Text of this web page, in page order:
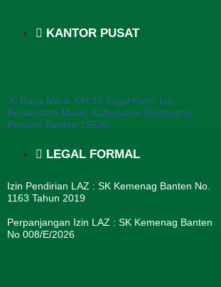
KANTOR PUSAT
Jl. Raya Mauk KM.19 Tegal Kunir Lor,
Kecamatan Mauk, Kabupaten Tangerang,
Provinsi Banten 15530
LEGAL FORMAL
Izin Pendirian LAZ : SK Kemenag Banten No.
1163 Tahun 2019
Perpanjangan Izin LAZ : SK Kemenag Banten
No 008/E/2026​